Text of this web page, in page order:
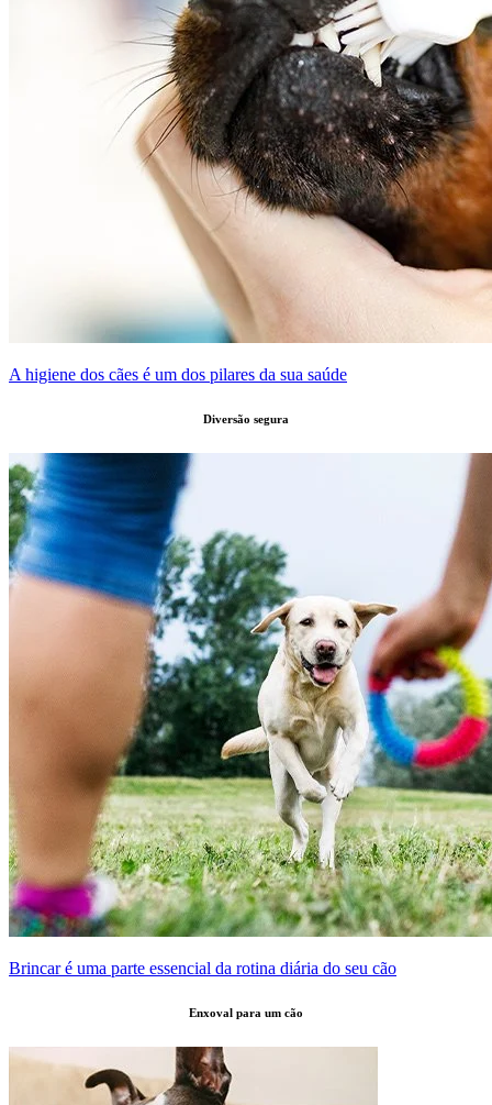
A higiene dos cães é um dos pilares da sua saúde
Diversão segura
Brincar é uma parte essencial da rotina diária do seu cão
Enxoval para um cão